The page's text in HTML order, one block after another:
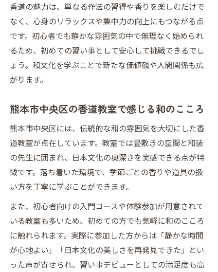
香道の魅力は、単なる作法の習得や香りを楽しむだけで
なく、心身のリラックスや集中力の向上にもつながる点
です。初心者でも静かな雰囲気の中で無理なく始められ
るため、初めての習い事として安心して挑戦できるでし
ょう。和文化を学ぶことで新たな価値観や人間関係も広
がります。
熊本市中央区の香道教室で感じる和のこころ
熊本市中央区には、伝統的な和の雰囲気を大切にした香
道教室が点在しています。教室では畳敷きの空間と和装
の先生に囲まれ、日本文化の奥深さを実感できる点が特
徴です。落ち着いた環境で、季節ごとの香りや道具の扱
い方を丁寧に学ぶことができます。
また、初心者向けの入門コースや体験参加が用意されて
いる教室も多いため、初めての方でも気軽に和のこころ
に触れられます。実際に参加した方からは「静かな時間
が心地よい」「日本文化の美しさを再発見できた」とい
った声が寄せられ、習い事デビューとしての満足度も高